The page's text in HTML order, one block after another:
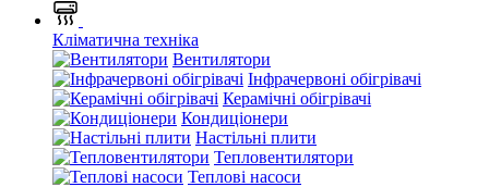
Кліматична техніка
Вентилятори
Інфрачервоні обігрівачі
Керамічні обігрівачі
Кондиціонери
Настільні плити
Тепловентилятори
Теплові насоси